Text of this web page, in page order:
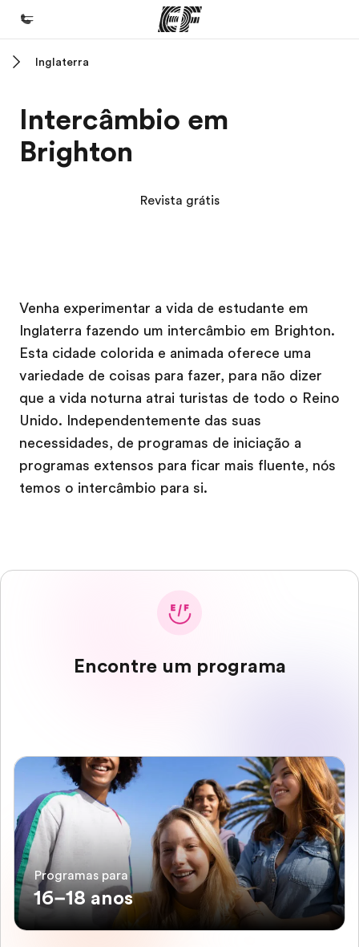
Programas
Saiba tudo que oferecemos
Carreiras
Junte-se a nós
Inglaterra
Intercâmbio em
Brighton
Revista grátis
Venha experimentar a vida de estudante em
Inglaterra fazendo um intercâmbio em Brighton.
Esta cidade colorida e animada oferece uma
variedade de coisas para fazer, para não dizer
que a vida noturna atrai turistas de todo o Reino
Unido. Independentemente das suas
necessidades, de programas de iniciação a
programas extensos para ficar mais fluente, nós
temos o intercâmbio para si.
Encontre um programa
Programas para
16–18 anos